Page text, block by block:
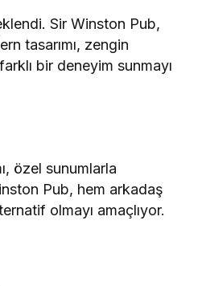
Sir Winston Pub,
tasarımı, zengin
bir deneyim sunmayı
özel sunumlarla
Pub, hem arkadaş
olmayı amaçlıyor.